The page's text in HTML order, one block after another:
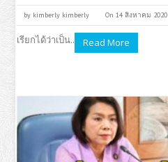
by kimberly kimberly On 14 สิงหาคม 2020
เรียกได้ว่าเป็น.. Read More